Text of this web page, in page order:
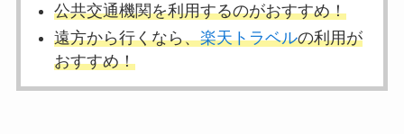
公共交通機関を利用するのがおすすめ！
遠方から行くなら、楽天トラベルの利用が
おすすめ！